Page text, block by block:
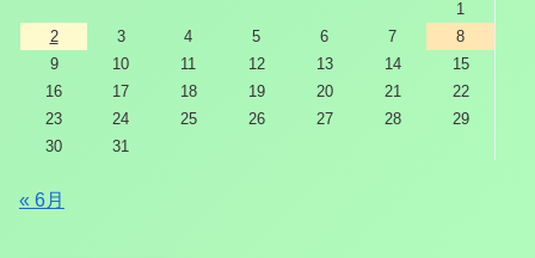
1
2
3 4 5 6 7
8
9
10 11 12 13 14
15
16
17 18 19 20 21
22
23
24 25 26 27 28
29
30
31
« 6月